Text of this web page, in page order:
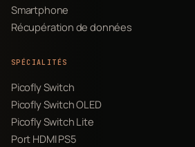
Smartphone
Récupération de données
SPÉCIALITÉS
Picofly Switch
Picofly Switch OLED
Picofly Switch Lite
Port HDMI PS5